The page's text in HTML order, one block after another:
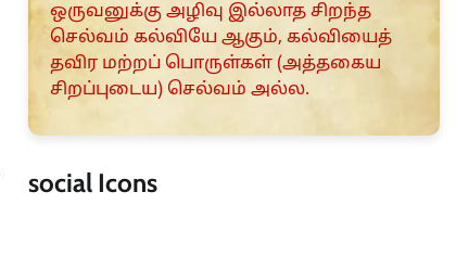
ஒருவனுக்கு அழிவு இல்லாத சிறந்த
செல்வம் கல்வியே ஆகும், கல்வியைத்
தவிர மற்றப் பொருள்கள் (அத்தகைய
சிறப்புடைய) செல்வம் அல்ல.
social Icons